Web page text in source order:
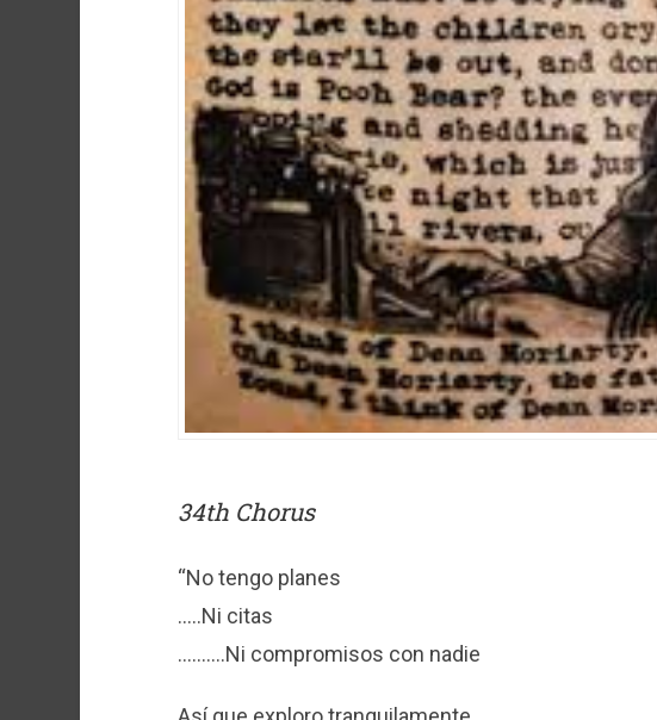
34th Chorus
“No tengo planes
…..Ni citas
…..…..Ni compromisos con nadie